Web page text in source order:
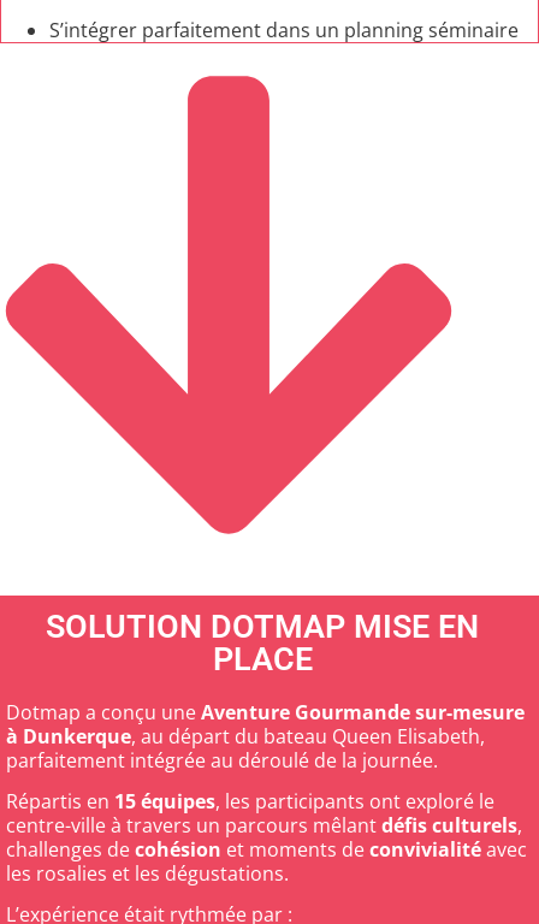
S’intégrer parfaitement dans un planning séminaire
SOLUTION DOTMAP MISE EN
PLACE
Dotmap a conçu uneAventure Gourmande sur-mesure
à Dunkerque, au départ du bateau Queen Elisabeth,
parfaitement intégrée au déroulé de la journée.
Répartis en 15 équipes, les participants ont exploré le
centre-ville à travers un parcours mêlantdéfis culturels,
challenges decohésion et moments deconvivialitéavec
les rosalies et les dégustations.
L’expérience était rythmée par :